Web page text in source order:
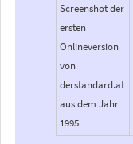
Screenshot der
ersten
Onlineversion
von
derstandard.at
aus dem Jahr
1995